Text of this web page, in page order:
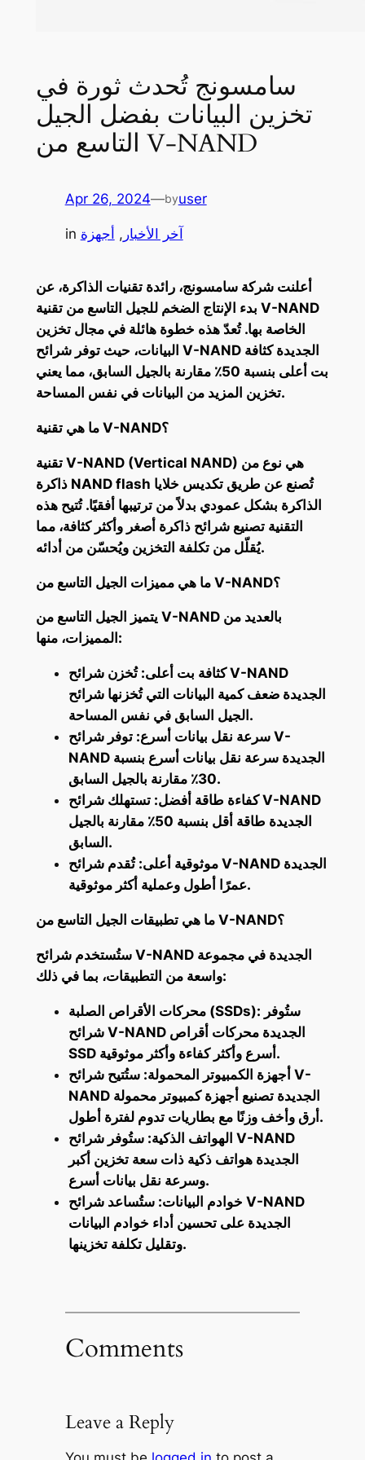
سامسونج تُحدث ثورة في
تخزين البيانات بفضل الجيل
التاسع من V-NAND
Apr 26, 2024—byuser
in آخر الأخبار , أجهزة
أعلنت شركة سامسونج، رائدة تقنيات الذاكرة، عن
بدء الإنتاج الضخم للجيل التاسع من تقنية V-NAND
الخاصة بها. تُعدّ هذه خطوة هائلة في مجال تخزين
البيانات، حيث توفر شرائح V-NAND الجديدة كثافة
بت أعلى بنسبة 50٪ مقارنة بالجيل السابق، مما يعني
تخزين المزيد من البيانات في نفس المساحة.
ما هي تقنية V-NAND؟
تقنية V-NAND (Vertical NAND) هي نوع من
ذاكرة NAND flash تُصنع عن طريق تكديس خلايا
الذاكرة بشكل عمودي بدلاً من ترتيبها أفقيًا. تُتيح هذه
التقنية تصنيع شرائح ذاكرة أصغر وأكثر كثافة، مما
يُقلّل من تكلفة التخزين ويُحسّن من أدائه.
ما هي مميزات الجيل التاسع من V-NAND؟
يتميز الجيل التاسع من V-NAND بالعديد من
المميزات، منها:
كثافة بت أعلى: تُخزن شرائح V-NAND
الجديدة ضعف كمية البيانات التي تُخزنها شرائح
الجيل السابق في نفس المساحة.
سرعة نقل بيانات أسرع: توفر شرائح V-
NAND الجديدة سرعة نقل بيانات أسرع بنسبة
30٪ مقارنة بالجيل السابق.
كفاءة طاقة أفضل: تستهلك شرائح V-NAND
الجديدة طاقة أقل بنسبة 50٪ مقارنة بالجيل
السابق.
موثوقية أعلى: تُقدم شرائح V-NAND الجديدة
عمرًا أطول وعملية أكثر موثوقية.
ما هي تطبيقات الجيل التاسع من V-NAND؟
ستُستخدم شرائح V-NAND الجديدة في مجموعة
واسعة من التطبيقات، بما في ذلك:
محركات الأقراص الصلبة (SSDs): ستُوفر
شرائح V-NAND الجديدة محركات أقراص
SSD أسرع وأكثر كفاءة وأكثر موثوقية.
أجهزة الكمبيوتر المحمولة: ستُتيح شرائح V-
NAND الجديدة تصنيع أجهزة كمبيوتر محمولة
أرق وأخف وزنًا مع بطاريات تدوم لفترة أطول.
الهواتف الذكية: ستُوفر شرائح V-NAND
الجديدة هواتف ذكية ذات سعة تخزين أكبر
وسرعة نقل بيانات أسرع.
خوادم البيانات: ستُساعد شرائح V-NAND
الجديدة على تحسين أداء خوادم البيانات
وتقليل تكلفة تخزينها.
Comments
Leave a Reply